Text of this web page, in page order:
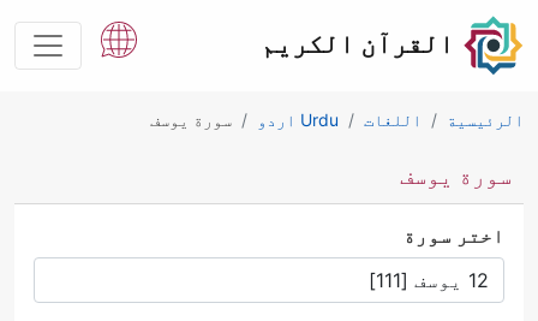
القرآن الكريم
الرئيسية اللغات Urdu اردو سورة یوسف
سورة یوسف
اختر سورة